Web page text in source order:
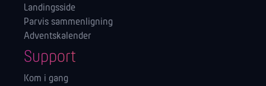
Landingsside
Parvis sammenligning
Adventskalender
Support
Kom i gang